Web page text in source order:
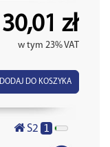
30,01 zł
w tym 23% VAT
DODAJ DO KOSZYKA
S2 1